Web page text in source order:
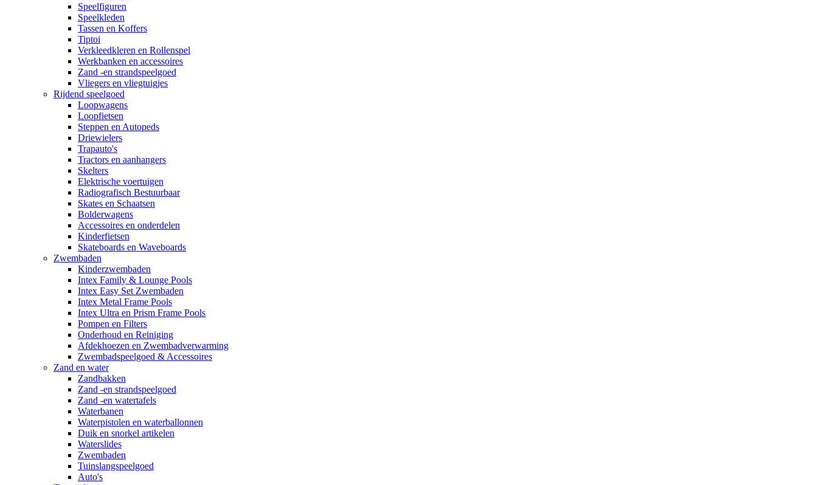
Speelfiguren
Speelkleden
Tassen en Koffers
Tiptoi
Verkleedkleren en Rollenspel
Werkbanken en accessoires
Zand -en strandspeelgoed
Vliegers en vliegtuigjes
Rijdend speelgoed
Loopwagens
Loopfietsen
Steppen en Autopeds
Driewielers
Trapauto's
Tractors en aanhangers
Skelters
Elektrische voertuigen
Radiografisch Bestuurbaar
Skates en Schaatsen
Bolderwagens
Accessoires en onderdelen
Kinderfietsen
Skateboards en Waveboards
Zwembaden
Kinderzwembaden
Intex Family & Lounge Pools
Intex Easy Set Zwembaden
Intex Metal Frame Pools
Intex Ultra en Prism Frame Pools
Pompen en Filters
Onderhoud en Reiniging
Afdekhoezen en Zwembadverwarming
Zwembadspeelgoed & Accessoires
Zand en water
Zandbakken
Zand -en strandspeelgoed
Zand -en watertafels
Waterbanen
Waterpistolen en waterballonnen
Duik en snorkel artikelen
Waterslides
Zwembaden
Tuinslangspeelgoed
Auto's